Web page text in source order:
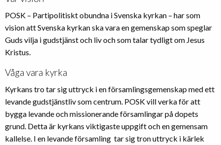
POSK – Partipolitiskt obundna i Svenska kyrkan – har som
vision att Svenska kyrkan ska vara en gemenskap som speglar
Guds vilja i gudstjänst och liv och som talar tydligt om Jesus
Kristus.
Våga vara kyrka
Kyrkans tro tar sig uttryck i en församlingsgemenskap med ett
levande gudstjänstliv som centrum. POSK vill verka för att
bygga levande och missionerande församlingar på dopets
grund. Detta är kyrkans viktigaste uppgift och en gemensam
kallelse. I en levande församling tar sig tron uttryck i kärlek